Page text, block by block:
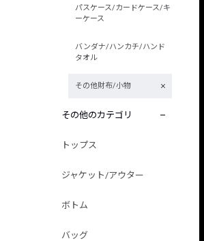
パスケース/カードケース/キ
ーケース
バンダナ/ハンカチ/ハンド
タオル
その他財布/小物
その他のカテゴリ
トップス
ジャケット/アウター
ボトム
バッグ